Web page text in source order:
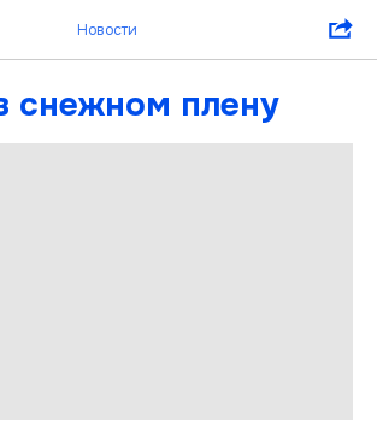
Новости
снежном плену